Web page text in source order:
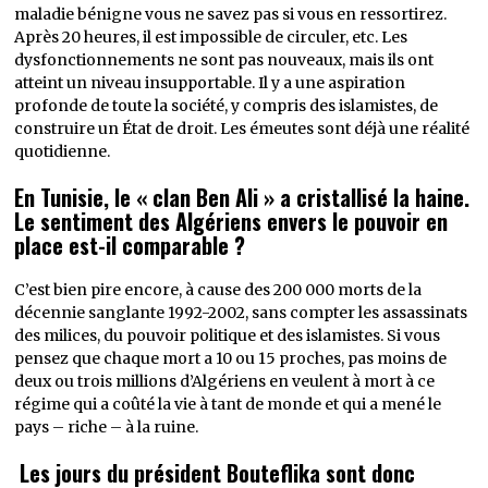
maladie bénigne vous ne savez pas si vous en ressortirez.
Après 20 heures, il est impossible de circuler, etc. Les
dysfonctionnements ne sont pas nouveaux, mais ils ont
atteint un niveau insupportable. Il y a une aspiration
profonde de toute la société, y compris des islamistes, de
construire un État de droit. Les émeutes sont déjà une réalité
quotidienne.
En Tunisie, le « clan Ben Ali » a cristallisé la haine.
Le sentiment des Algériens envers le pouvoir en
place est-il comparable ?
C’est bien pire encore, à cause des 200 000 morts de la
décennie sanglante 1992-2002, sans compter les assassinats
des milices, du pouvoir politique et des islamistes. Si vous
pensez que chaque mort a 10 ou 15 proches, pas moins de
deux ou trois millions d’Algériens en veulent à mort à ce
régime qui a coûté la vie à tant de monde et qui a mené le
pays – riche – à la ruine.
Les jours du président Bouteflika sont donc